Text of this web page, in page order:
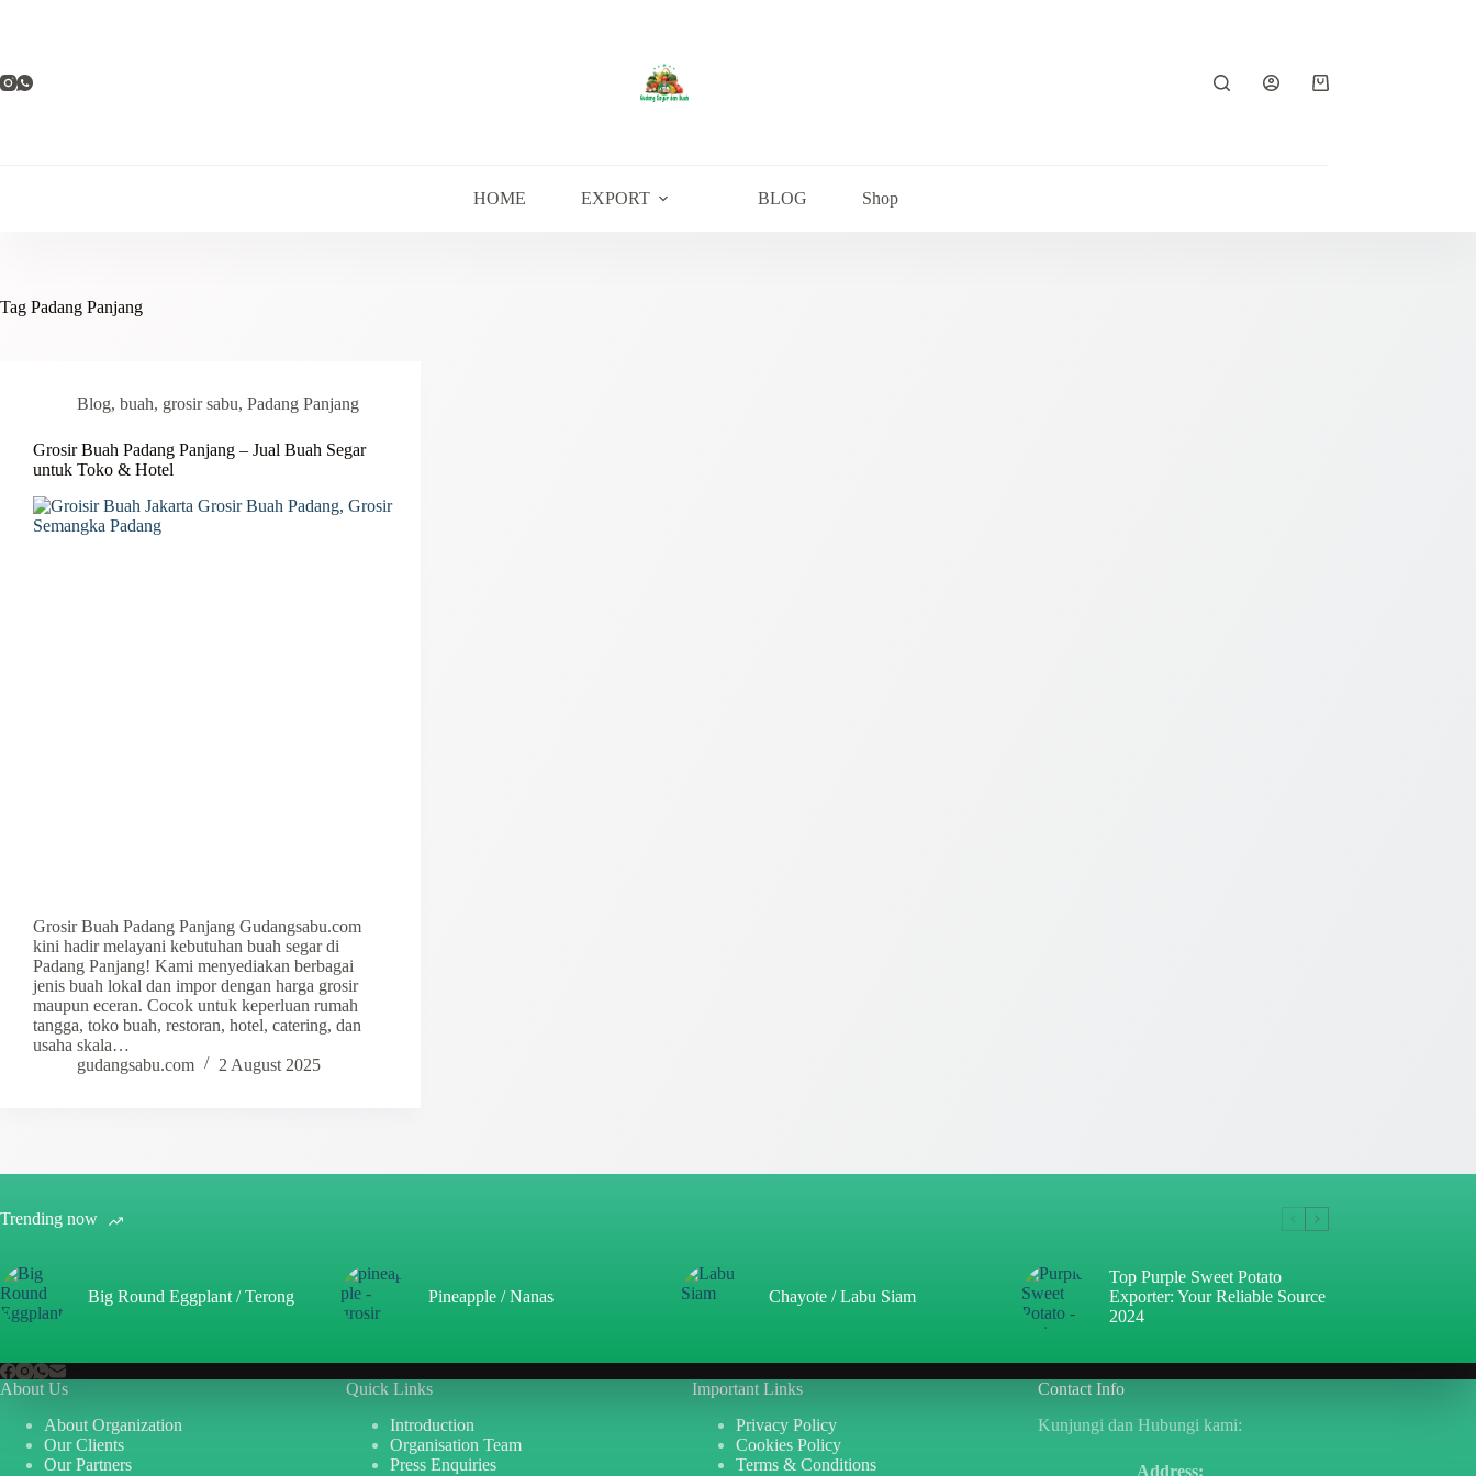
Shopping
HOME EXPORT BLOG Shop
Tag Padang Panjang
Blog, buah, grosir sabu, Padang Panjang
Grosir Buah Padang Panjang – Jual Buah Segar
untuk Toko & Hotel
Grosir Buah Padang Panjang Gudangsabu.com
kini hadir melayani kebutuhan buah segar di
Padang Panjang! Kami menyediakan berbagai
jenis buah lokal dan impor dengan harga grosir
maupun eceran. Cocok untuk keperluan rumah
tangga, toko buah, restoran, hotel, catering, dan
usaha skala…
gudangsabu.com
2 August 2025
Trending now
Big Round Eggplant / Terong Pineapple / Nanas Chayote / Labu Siam
Top Purple Sweet Potato
Exporter: Your Reliable Source
2024
About Us
About Organization
Our Clients
Our Partners
Quick Links
Introduction
Organisation Team
Press Enquiries
Important Links
Privacy Policy
Cookies Policy
Terms & Conditions
Contact Info
Kunjungi dan Hubungi kami:
Address: